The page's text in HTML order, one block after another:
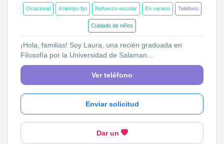
Ocasional A tiempo fijo Refuerzo escolar En verano Teléfono
Cuidado de niños
¡Hola, familias! Soy Laura, una recién graduada en
Filosofía por la Universidad de Salaman...
Ver teléfono
Enviar solicitud
Dar un